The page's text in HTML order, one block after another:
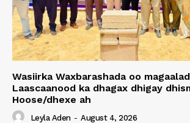
Wasiirka Waxbarashada oo
Laascaanood ka dhagax dhigay
Hoose/dhexe ah
Leyla Aden - August 4, 2026